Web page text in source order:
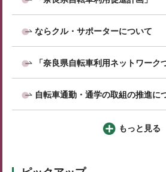
ならクル・サポーターについて
「奈良県自転車利用ネットワーク
自転車通勤・通学の取組の推進に
もっと見る